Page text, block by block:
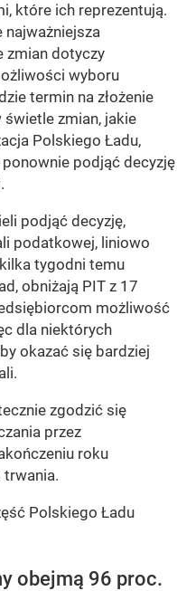
które ich reprezentują.
najważniejsza
zmian dotyczy
wyboru
termin na złożenie
świetle zmian, jakie
Polskiego Ładu,
podjąć decyzję
podjąć decyzję,
podatkowej, liniowo
tygodni temu
obniżają PIT z 17
możliwość
dla niektórych
okazać się bardziej
zgodzić się
przez
roku
Polskiego Ładu
obejmą 96 proc.